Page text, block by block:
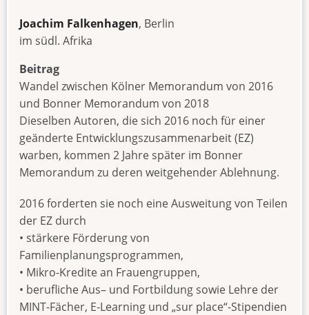
Joachim Falkenhagen, Berlin
im südl. Afrika
Beitrag
Wandel zwischen Kölner Memorandum von 2016
und Bonner Memorandum von 2018
Dieselben Autoren, die sich 2016 noch für einer
geänderte Entwicklungszusammenarbeit (EZ)
warben, kommen 2 Jahre später im Bonner
Memorandum zu deren weitgehender Ablehnung.
2016 forderten sie noch eine Ausweitung von Teilen
der EZ durch
• stärkere Förderung von
Familienplanungsprogrammen,
• Mikro-Kredite an Frauengruppen,
• berufliche Aus– und Fortbildung sowie Lehre der
MINT-Fächer, E-Learning und „sur place“-Stipendien